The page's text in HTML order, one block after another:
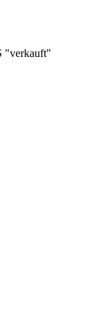
"verkauft"